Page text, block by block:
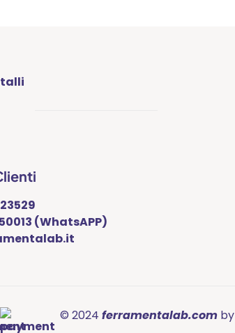
(WhatsAPP)
© 2024 ferramentalab.comby